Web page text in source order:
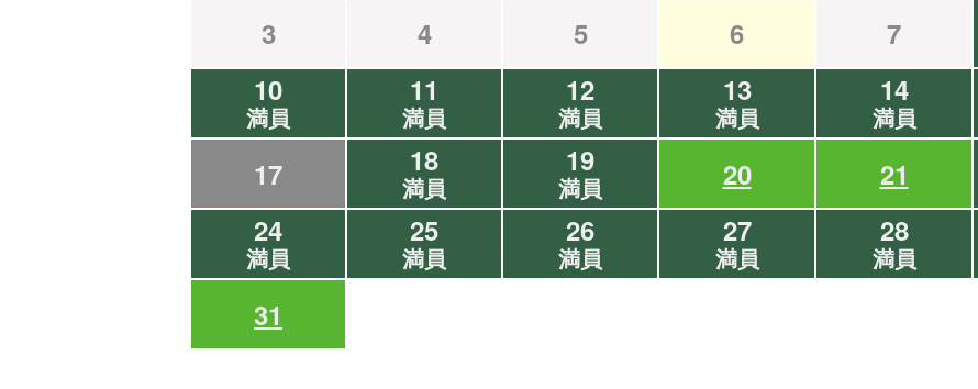
3
4 5 6 7
10
満員
11
満員
12
満員
13
満員
14
満員
17 18
満員
19
満員 20 21
24
満員
25
満員
26
満員
27
満員
28
満員
31